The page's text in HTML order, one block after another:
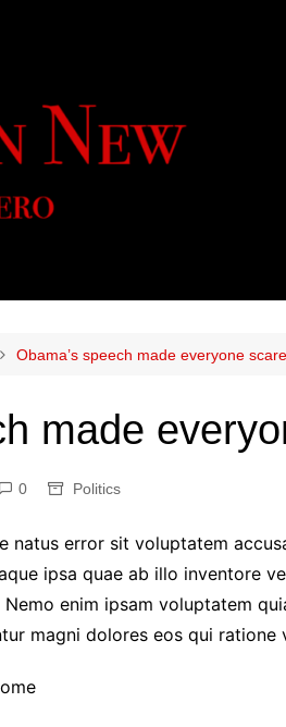
Obama’s speech made everyone
made
0 Politics
natus error sit voluptatem
ipsa quae ab illo inventore
enim ipsam voluptatem
magni dolores eos qui ratione